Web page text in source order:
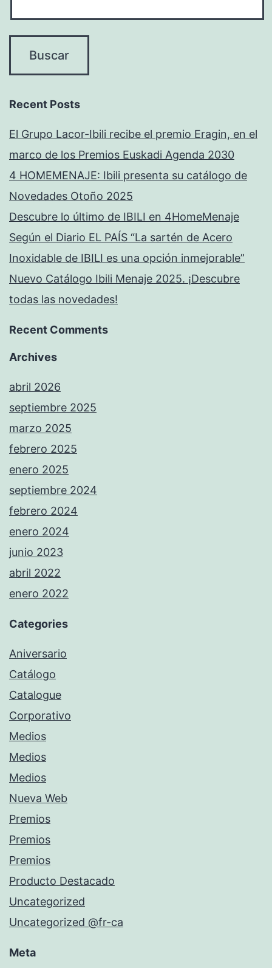
Recent Posts
El Grupo Lacor-Ibili recibe el premio Eragin, en el
marco de los Premios Euskadi Agenda 2030
4 HOMEMENAJE: Ibili presenta su catálogo de
Novedades Otoño 2025
Descubre lo último de IBILI en 4HomeMenaje
Según el Diario EL PAÍS “La sartén de Acero
Inoxidable de IBILI es una opción inmejorable”
Nuevo Catálogo Ibili Menaje 2025. ¡Descubre
todas las novedades!
Recent Comments
Archives
abril 2026
septiembre 2025
marzo 2025
febrero 2025
enero 2025
septiembre 2024
febrero 2024
enero 2024
junio 2023
abril 2022
enero 2022
Categories
Aniversario
Catálogo
Catalogue
Corporativo
Medios
Medios
Medios
Nueva Web
Premios
Premios
Premios
Producto Destacado
Uncategorized
Uncategorized @fr-ca
Meta